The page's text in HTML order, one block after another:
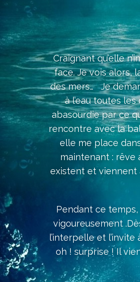
Craignant qu’elle
face. Je vois alors,
des mers… Je
à l’eau toutes
abasourdie par ce
rencontre avec la
elle me place
maintenant : rêve
existent et viennent
Pendant ce
vigoureusement
l’interpelle et
oh ! surprise ! Il